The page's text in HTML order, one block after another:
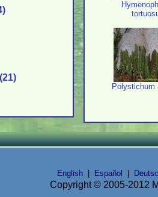
Polystichum
English Español
Copyright © 2005-2012